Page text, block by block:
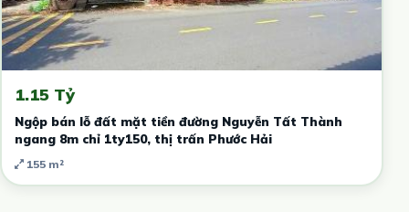
1.15 Tỷ
Ngộp bán lỗ đất mặt tiền đường Nguyễn Tất Thành
ngang 8m chỉ 1ty150, thị trấn Phước Hải
155 m²